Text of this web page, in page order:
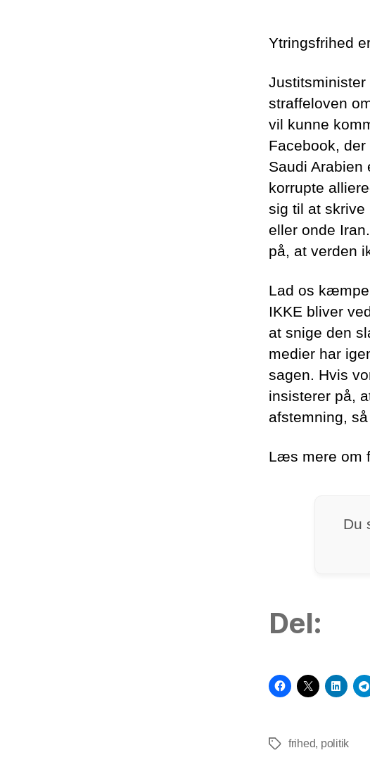
Ytringsfrihed
Justitsminister
straffeloven
vil kunne
Facebook,
Saudi Arabien
korrupte
sig til at skrive
eller onde
på, at verden
Lad os
IKKE bliver
at snige den
medier har
sagen. Hvis
insisterer på,
afstemning,
Læs mere om
Du
Del:
Tagsfrihed, politik